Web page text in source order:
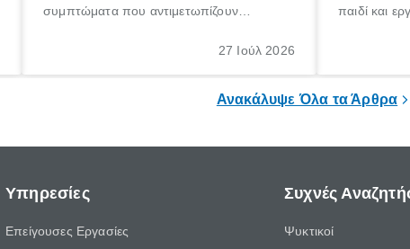
συμπτώματα που αντιμετωπίζουν
πληροφορίες για το «κνησμός τι είναι»,
27 Ιούλ 2026
παιδί και
σημαντική
Ανακάλυψε Όλα τα Άρθρα
Υπηρεσίες
Επείγουσες Εργασίες
Συχνές
Ψυκτικοί